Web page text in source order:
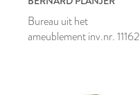
Bureau uit het
ameublement inv.nr. 11162